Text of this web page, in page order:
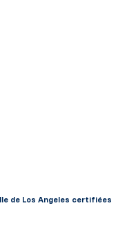
de Los Angeles certifiées